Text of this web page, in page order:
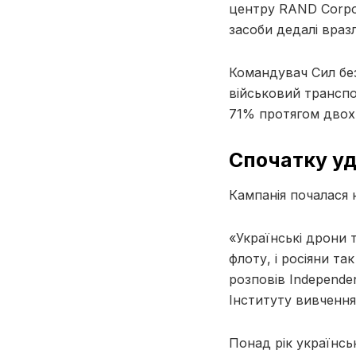
центру RAND
засоби дедалі
Командувач Сил
військовий
71% протягом
Спочатку
Кампанія почалася
«Українські
флоту, і росіяни
розповів
Інституту
Понад рік